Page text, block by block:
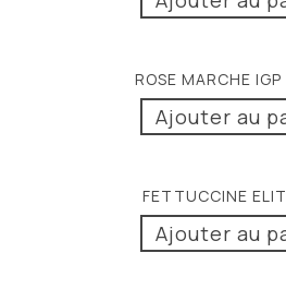
ROSE MARCHE
Ajouter au
FETTUCCINE
Ajouter au